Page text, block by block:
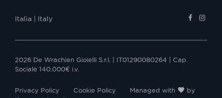
Italia | Italy
2026 De Wrachien Gioielli S.r.l. | IT01290080264 | Cap.
Sociale 140.000€ i.v.
Privacy Policy Cookie Policy Managed with favorite by